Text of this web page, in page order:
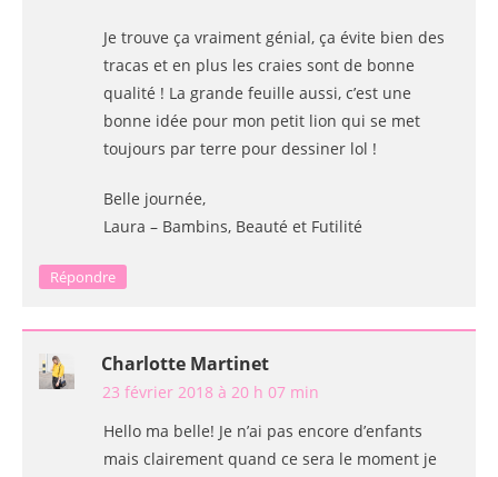
Je trouve ça vraiment génial, ça évite bien des
tracas et en plus les craies sont de bonne
qualité ! La grande feuille aussi, c’est une
bonne idée pour mon petit lion qui se met
toujours par terre pour dessiner lol !
Belle journée,
Laura – Bambins, Beauté et Futilité
Répondre
Charlotte Martinet
23 février 2018 à 20 h 07 min
Hello ma belle! Je n’ai pas encore d’enfants
mais clairement quand ce sera le moment je